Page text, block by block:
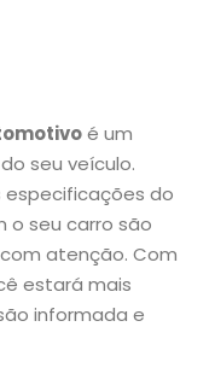
é um
seu veículo.
especificações do
o seu carro são
atenção. Com
estará mais
informada e